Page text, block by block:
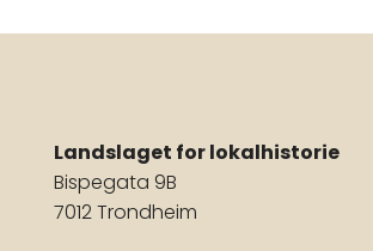
Landslaget for lokalhistorie
Bispegata 9B
7012 Trondheim